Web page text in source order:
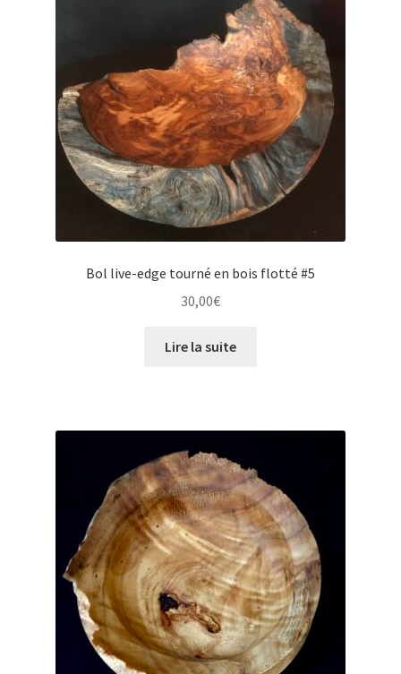
Bol live-edge tourné en bois flotté #5
30,00€
Lire la suite